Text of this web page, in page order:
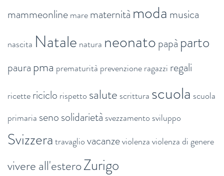
mammeonlinemarematernità moda musica
nascita Natale natura neonatopapà parto
paura pma prematurità prevenzioneragazzi regali
ricettericiclo rispetto salute scrittura scuola scuola
primaria senosolidarietà svezzamento sviluppo
Svizzeratravagliovacanzeviolenzaviolenza di genere
vivere all'esteroZurigo